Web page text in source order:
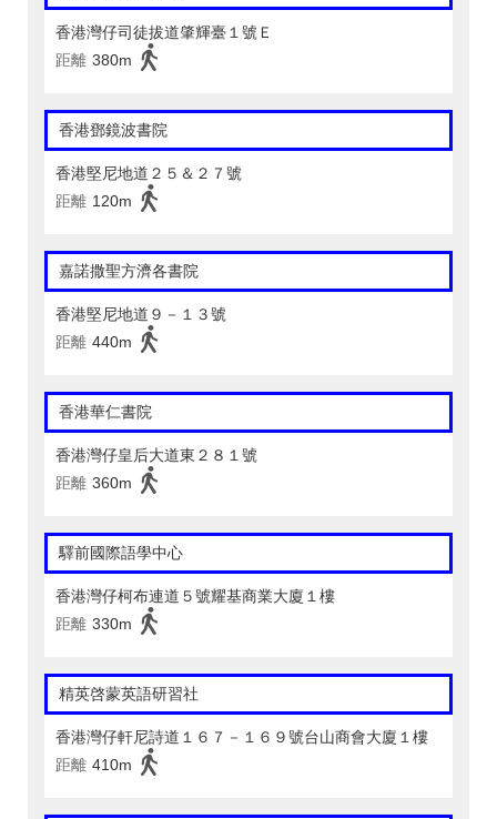
香港灣仔司徒拔道肇輝臺１號Ｅ
距離 380m
香港鄧鏡波書院
香港堅尼地道２５＆２７號
距離 120m
嘉諾撒聖方濟各書院
香港堅尼地道９－１３號
距離 440m
香港華仁書院
香港灣仔皇后大道東２８１號
距離 360m
驛前國際語學中心
香港灣仔柯布連道５號耀基商業大廈１樓
距離 330m
精英啓蒙英語研習社
香港灣仔軒尼詩道１６７－１６９號台山商會大廈１樓
距離 410m